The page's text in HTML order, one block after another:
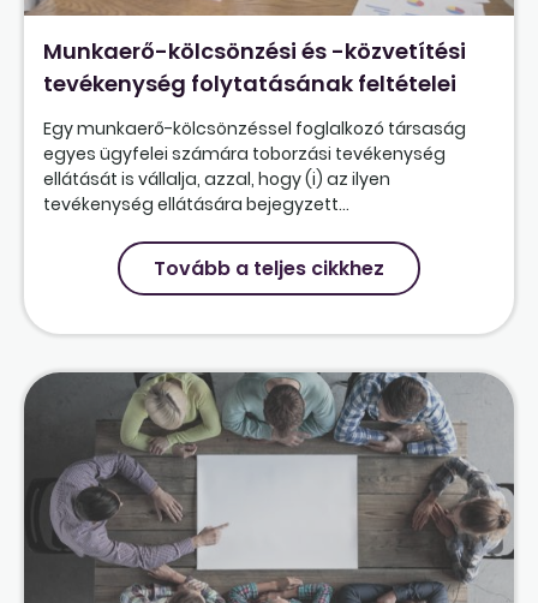
Munkaerő-kölcsönzési és -közvetítési
tevékenység folytatásának feltételei
Egy munkaerő-kölcsönzéssel foglalkozó társaság
egyes ügyfelei számára toborzási tevékenység
ellátását is vállalja, azzal, hogy (i) az ilyen
tevékenység ellátására bejegyzett...
Tovább a teljes cikkhez